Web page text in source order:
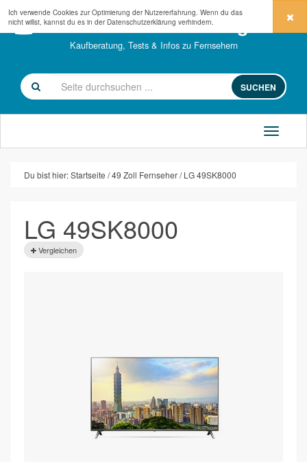
fernseher-kaufberatung.com
Kaufberatung, Tests & Infos zu Fernsehern
SUCHEN
Du bist hier:Startseite 49 Zoll Fernseher LG 49SK8000
LG 49SK8000
Vergleichen
Ich verwende Cookies zur Optimierung der Nutzererfahrung. Wenn du das
nicht willst, kannst du es in der Datenschutzerklärung verhindern.